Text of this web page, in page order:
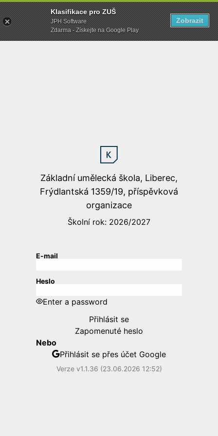
Klasifikace pro ZUŠ
JPH Software
Zdarma - Získejte na Google Play
Zobrazit
Základní umělecká škola, Liberec,
Frýdlantská 1359/19, příspěvková
organizace
Školní rok: 2026/2027
E-mail
Heslo
Enter a password
Zapomenuté heslo
Přihlásit se
Nebo
Přihlásit se přes účet Google
Verze v1.1.36 (23.06.2026 12:52)